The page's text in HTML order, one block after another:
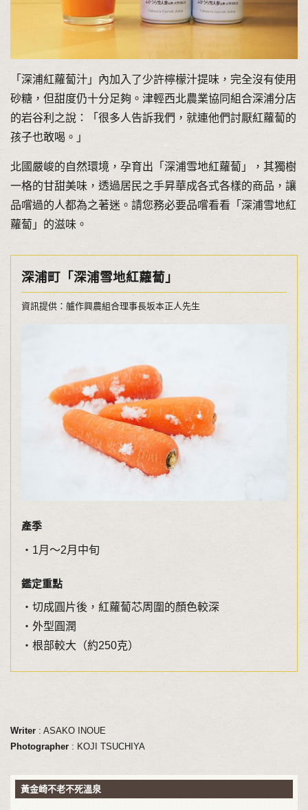
「深浦紅蘿蔔汁」內加入了少許檸檬汁提味，完全沒有使用
砂糖，但甜度仍十分足夠。津輕西北農業協同組合深浦分店
的岩谷利之說：「很多人告訴我們，就連他們討厭紅蘿蔔的
孩子也敢喝。」
北國嚴峻的自然環境，孕育出「深浦雪地紅蘿蔔」，其獨樹
一格的甘甜美味，透過居民之手昇華成各式各樣的商品，讓
品嚐過的人都為之著迷。請您務必要品嚐看看「深浦雪地紅
蘿蔔」的滋味。
深浦町「深浦雪地紅蘿蔔」
資訊提供：艫作興農組合理事長坂本正人先生
產季
・1月〜2月中旬
鑑定重點
・切成圓片後，紅蘿蔔芯周圍的顏色較深
・外型圓潤
・根部較大（約250克）
Writer: ASAKO INOUE
Photographer: KOJI TSUCHIYA
黃金崎不老不死溫泉